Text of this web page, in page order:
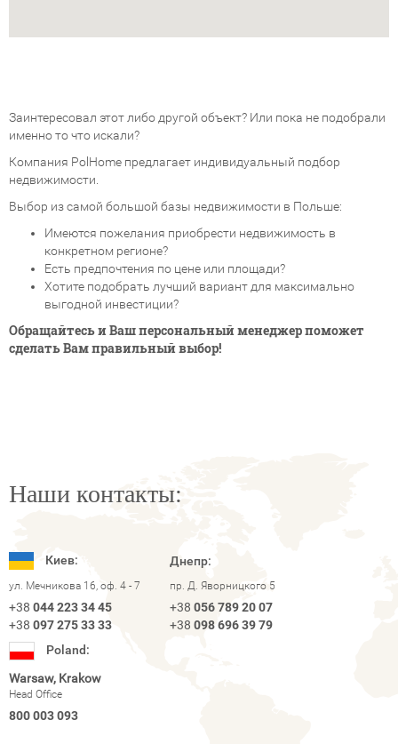
Заинтересовал этот либо другой объект? Или пока не подобрали
именно то что искали?
Компания PolHome предлагает индивидуальный подбор
недвижимости.
Выбор из самой большой базы недвижимости в Польше:
Имеются пожелания приобрести недвижимость в
конкретном регионе?
Есть предпочтения по цене или площади?
Хотите подобрать лучший вариант для максимально
выгодной инвестиции?
Обращайтесь и Ваш персональный менеджер поможет
сделать Вам правильный выбор!
Наши контакты:
Киев:
ул. Мечникова 16, оф. 4 - 7
+38 044 223 34 45
+38 097 275 33 33
Днепр:
пр. Д. Яворницкого 5
+38 056 789 20 07
+38 098 696 39 79
Poland:
Warsaw, Krakow
Head Office
800 003 093